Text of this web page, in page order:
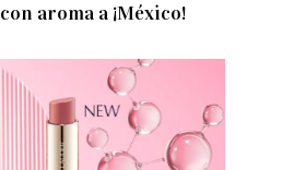
aroma a ¡México!